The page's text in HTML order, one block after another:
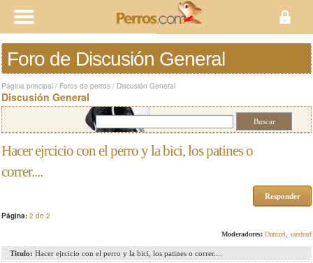
Foro de Discusión General
Página principal / Foros de perros / Discusión General
Discusión General
Hacer ejrcicio con el perro y la bici, los patines o
correr....
Responder
Página: 2 de 2
Moderadores: Damzel sandrarf
Titulo: Hacer ejrcicio con el perro y la bici, los patines o correr....